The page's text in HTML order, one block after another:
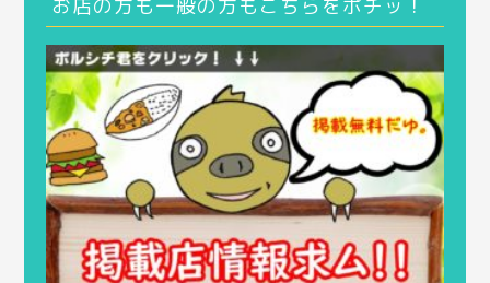
お店の方も一般の方もこちらをポチッ！